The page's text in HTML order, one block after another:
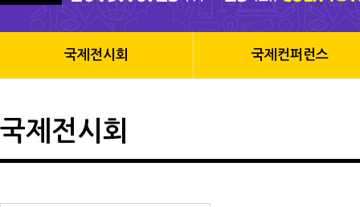
국제전시회 국제컨퍼런스
국제전시회